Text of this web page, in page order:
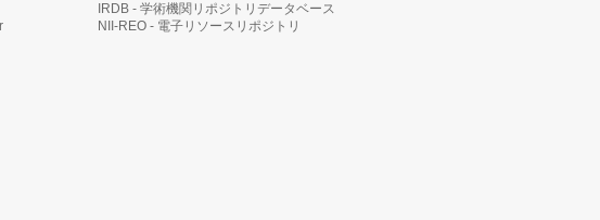
IRDB - 学術機関リポジトリデータベース
NII-REO - 電子リソースリポジトリ